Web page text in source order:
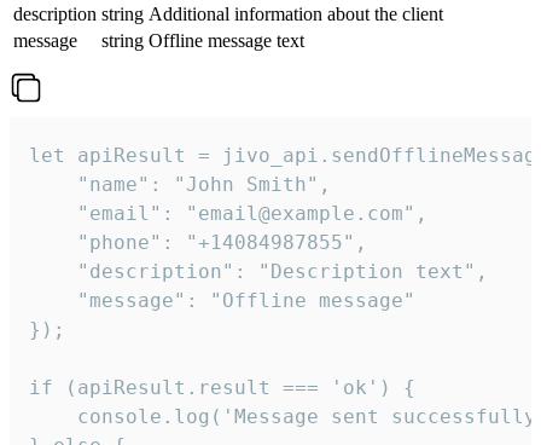
description string Additional information about the client
message
string Offline message text
let apiResult =
    "name": "John Smith",
    "email": "email@example.com",
    "phone": "+14084987855",
    "description": "Description text",
    "message": "Offline message"
});
if (apiResult.result === 'ok') {
console.log('Message sent